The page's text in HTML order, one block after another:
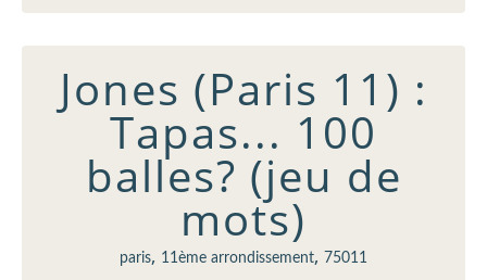
Jones (Paris 11) :
Tapas... 100
balles? (jeu de
mots)
paris, 11ème arrondissement, 75011